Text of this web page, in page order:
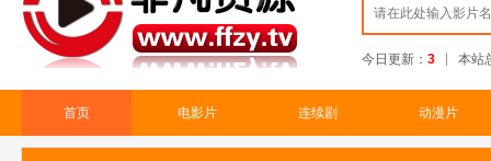
今日更新： 3 本站
首页 电影片 连续剧 动漫片